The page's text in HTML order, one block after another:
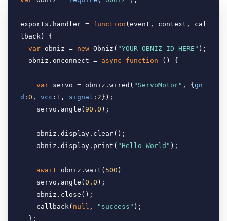
exports.handler = function (event, context, cal
lback ) {
var obniz = new Obniz( "YOUR OBNIZ_ID_HERE" );
  obniz.onconnect =
async function ( ) {
var servo = obniz.wired( "ServoMotor" , {gn
d : 0 , vcc : 1 , signal : 2});
    servo.angle(
90.0 );
    obniz.display.print(
"Hello World" );
await obniz.wait( 500 )
    servo.angle(
0.0 );
    callback(
null , "success" );